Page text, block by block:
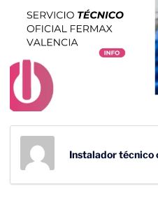
Instalador técnico